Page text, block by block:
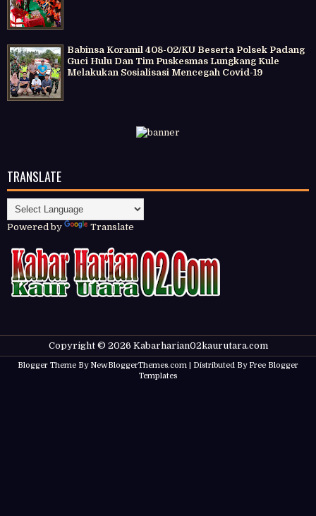
Babinsa Koramil 408-02/KU Beserta Polsek Padang
Guci Hulu Dan Tim Puskesmas Lungkang Kule
Melakukan Sosialisasi Mencegah Covid-19
TRANSLATE
Powered by Translate
Copyright © 2026 Kabarharian02kaurutara.com
Blogger Theme By NewBloggerThemes.com | Distributed ByFree Blogger
Templates